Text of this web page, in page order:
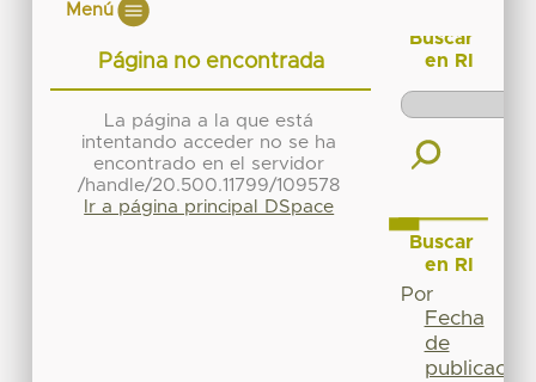
Menú
Página no encontrada
La página a la que está
intentando acceder no se ha
encontrado en el servidor
/handle/20.500.11799/109578
Ir a página principal DSpace
Buscar
en RI
Buscar
en RI
Por
Fecha
de
publicación